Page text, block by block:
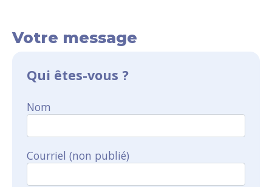
Votre message
Qui êtes-vous ?
Nom
Courriel (non publié)